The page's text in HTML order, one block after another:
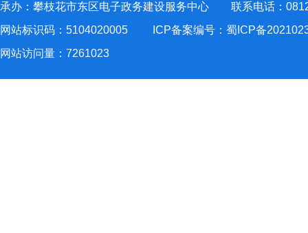
承办：攀枝花市东区电子政务建设服务中心 联系电话：
网站标识码：5104020005
ICP备案编号：蜀ICP备
网站访问量： 7261023